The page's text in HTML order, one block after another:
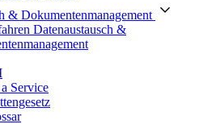
& Dokumentenmanagement
Datenaustausch &
Service